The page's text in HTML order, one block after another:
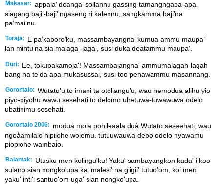
Makasar: appala’ doanga’ sollannu gassing tamangngapa-apa,
siagang baji’-baji’ ngaseng ri kalennu, sangkamma baji’na
pa’mai’nu.
Toraja:
E pa’kaboro’ku, massambayangna’ kumua ammu maupa’
lan mintu’na sia malaga’-laga’, susi duka deatammu maupa’.
Duri:
Ee, tokupakamoja'! Massambajangna' ammumalagah-lagah
bang na te'da apa mukasussai, susi too penawammu masannang.
Gorontalo: Wutatu'u to imani ta otoliangu'u, wau hemodua alihu yio
piyo-piyohu wawu sesehati to delomo uhetuwa-tuwawuwa odelo
ubatinimu sesehati.
Gorontalo 2006:
modua̒ mola pohileaala dua̒ Wutato seseehati, wau
ngoa̒amilalo hipiiohe wolemu, tutuuwauwa debo odelo nyawamu
piopiohe wambai̒o.
Balantak:
Utusku men kolingu'ku! Yaku' sambayangkon kada' i koo
sulano sian nongko'upa ka' malesi' na giigii' tutuo'om, koi men
yaku' inti'i santuo'om uga' sian nongko'upa.